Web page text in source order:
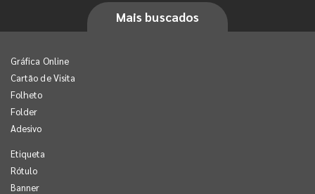
Mais buscados
Gráfica Online
Cartão de Visita
Folheto
Folder
Adesivo
Etiqueta
Rótulo
Banner